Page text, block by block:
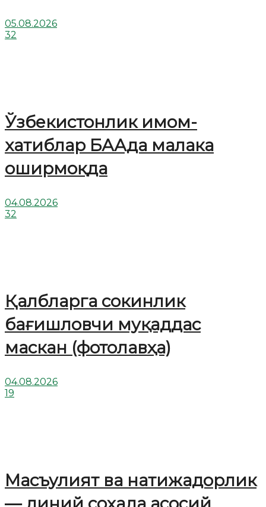
05.08.2026
32
Ўзбекистонлик имом-
хатиблар БААда малака
оширмоқда
04.08.2026
32
Қалбларга сокинлик
бағишловчи муқаддас
маскан (фотолавҳа)
04.08.2026
19
Масъулият ва натижадорлик